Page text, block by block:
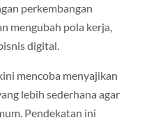
perkembangan
mengubah pola kerja,
digital.
mencoba menyajikan
lebih sederhana agar
Pendekatan ini